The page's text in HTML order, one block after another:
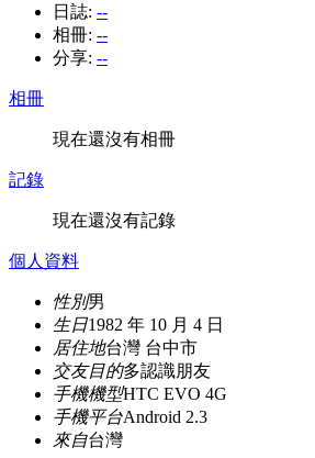
日誌: --
相冊: --
分享: --
相冊
現在還沒有相冊
記錄
現在還沒有記錄
個人資料
性別男
生日1982 年 10 月 4 日
居住地台灣 台中市
交友目的多認識朋友
手機機型HTC EVO 4G
手機平台Android 2.3
來自台灣